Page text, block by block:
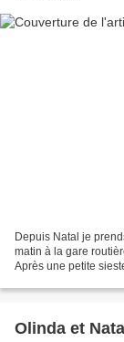
Depuis Natal je
matin à la gare
Après une petite
Olinda et